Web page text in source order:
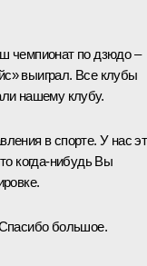
чемпионат по дзюдо –
выиграл. Все клубы
нашему клубу.
в спорте. У нас
когда‑нибудь Вы
большое.